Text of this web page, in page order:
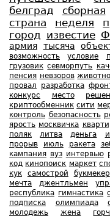
белград
сборная
страна
неделя
город известие
армия тысяча
возможность
условие
грузовик севморпуть
пенсия невзоров
провал
разработка
конкурс
место
криптообменник сити
контроль безопасность
ярость москвичка
поляк
литва деньга
прорыв
июль ракета
кампания вуз интервью
код кинопоиск маркет
кук
самострой букмекер
мечта
джентльмен
республика гимнастика
подписка
олимпиада
молодежь
жена